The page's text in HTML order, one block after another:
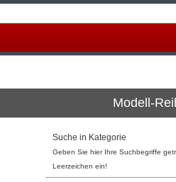
Modell-
Suche in Kategorie
Geben Sie hier Ihre Suchbegriffe
Leerzeichen ein!